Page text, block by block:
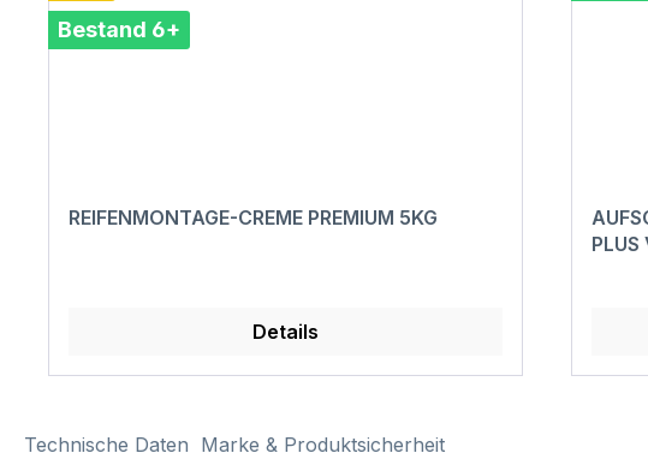
Bestand 6+
REIFENMONTAGE-CREME PREMIUM 5KG
Details
PLUS
Technische Daten Marke & Produktsicherheit